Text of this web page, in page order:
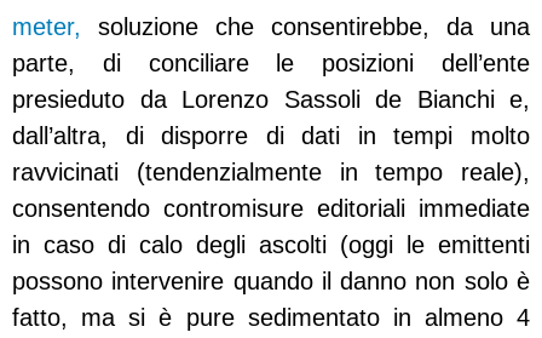
meter, soluzione che consentirebbe, da una
parte, di conciliare le posizioni dell’ente
presieduto da Lorenzo Sassoli de Bianchi e,
dall’altra, di disporre di dati in tempi molto
ravvicinati (tendenzialmente in tempo reale),
consentendo contromisure editoriali immediate
in caso di calo degli ascolti (oggi le emittenti
possono intervenire quando il danno non solo è
fatto, ma si è pure sedimentato in almeno 4